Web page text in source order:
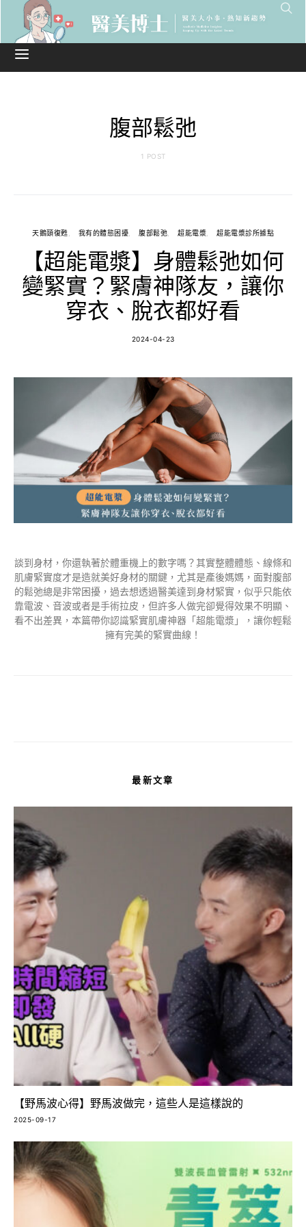
腹部鬆弛
1 POST
天鵝頸復甦 我有的體態困擾 腹部鬆弛 超能電漿 超能電漿診所據點
【超能電漿】身體鬆弛如何
變緊實？緊膚神隊友，讓你
穿衣、脫衣都好看
2024-04-23
談到身材，你還執著於體重機上的數字嗎？其實整體體態、線條和
肌膚緊實度才是造就美好身材的關鍵，尤其是產後媽媽，面對腹部
的鬆弛總是非常困擾，過去想透過醫美達到身材緊實，似乎只能依
靠電波、音波或者是手術拉皮，但許多人做完卻覺得效果不明顯、
看不出差異，本篇帶你認識緊實肌膚神器「超能電漿」，讓你輕鬆
擁有完美的緊實曲線！
最新文章
【野馬波心得】野馬波做完，這些人是這樣說的
2025-09-17